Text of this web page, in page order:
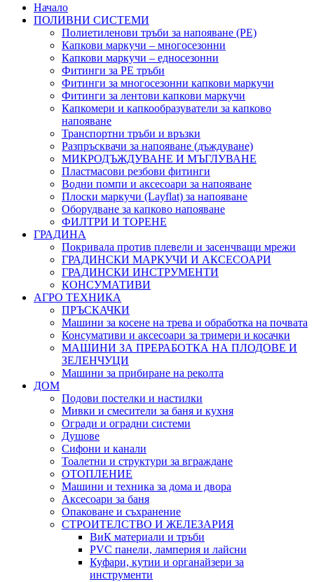
Начало
ПОЛИВНИ СИСТЕМИ
Полиетиленови тръби за напояване (PE)
Капкови маркучи – многосезонни
Капкови маркучи – едносезонни
Фитинги за PE тръби
Фитинги за многосезонни капкови маркучи
Фитинги за лентови капкови маркучи
Капкомери и капкообразуватели за капково
напояване
Транспортни тръби и връзки
Разпръсквачи за напояване (дъждуване)
МИКРОДЪЖДУВАНЕ И МЪГЛУВАНЕ
Пластмасови резбови фитинги
Водни помпи и аксесоари за напояване
Плоски маркучи (Layflat) за напояване
Оборудване за капково напояване
ФИЛТРИ И ТОРЕНЕ
ГРАДИНА
Покривала против плевели и засенчващи мрежи
ГРАДИНСКИ МАРКУЧИ И АКСЕСОАРИ
ГРАДИНСКИ ИНСТРУМЕНТИ
КОНСУМАТИВИ
АГРО ТЕХНИКА
ПРЪСКАЧКИ
Машини за косене на трева и обработка на почвата
Консумативи и аксесоари за тримери и косачки
МАШИНИ ЗА ПРЕРАБОТКА НА ПЛОДОВЕ И
ЗЕЛЕНЧУЦИ
Машини за прибиране на реколта
ДОМ
Подови постелки и настилки
Мивки и смесители за баня и кухня
Огради и оградни системи
Душове
Сифони и канали
Тоалетни и структури за вграждане
ОТОПЛЕНИЕ
Машини и техника за дома и двора
Аксесоари за баня
Опаковане и съхранение
СТРОИТЕЛСТВО И ЖЕЛЕЗАРИЯ
ВиК материали и тръби
PVC панели, ламперия и лайсни
Куфари, кутии и органайзери за
инструменти